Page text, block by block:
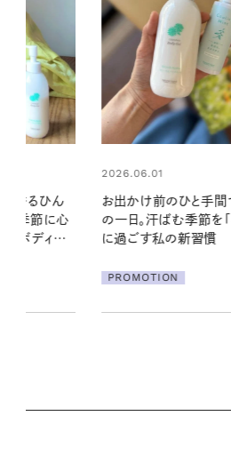
変わる、夏
ごきげん」
2026.06.01
暑い夏のナイトルーテ
える夜の爽やかご褒